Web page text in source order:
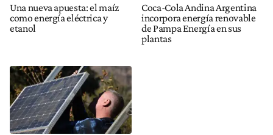
Una nueva apuesta: el maíz
como energía eléctrica y
etanol
Coca-Cola Andina Argentina
incorpora energía renovable
de Pampa Energía en sus
plantas